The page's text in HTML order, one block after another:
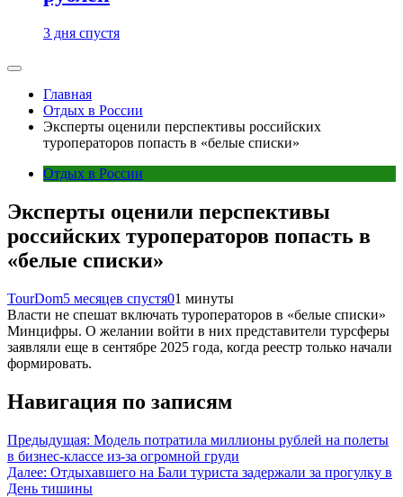
3 дня спустя
Главная
Отдых в России
Эксперты оценили перспективы российских
туроператоров попасть в «белые списки»
Отдых в России
Эксперты оценили перспективы
российских туроператоров попасть в
«белые списки»
TourDom5 месяцев спустя01 минуты
Власти не спешат включать туроператоров в «белые списки»
Минцифры. О желании войти в них представители турсферы
заявляли еще в сентябре 2025 года, когда реестр только начали
формировать.
Навигация по записям
Предыдущая: Модель потратила миллионы рублей на полеты
в бизнес-классе из-за огромной груди
Далее: Отдыхавшего на Бали туриста задержали за прогулку в
День тишины